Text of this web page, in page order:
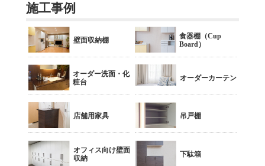
施工事例
壁面収納棚
食器棚（Cup
Board）
オーダー洗面・化
粧台
オーダーカーテン
店舗用家具 吊戸棚
オフィス向け壁面
収納
下駄箱